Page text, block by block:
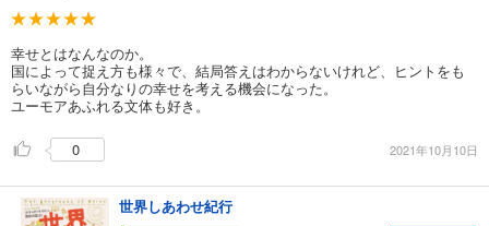
幸せとはなんなのか。
国によって捉え方も様々で、結局答えはわからないけれど、ヒントをも
らいながら自分なりの幸せを考える機会になった。
ユーモアあふれる文体も好き。
0 2021年10月10日
世界しあわせ紀行